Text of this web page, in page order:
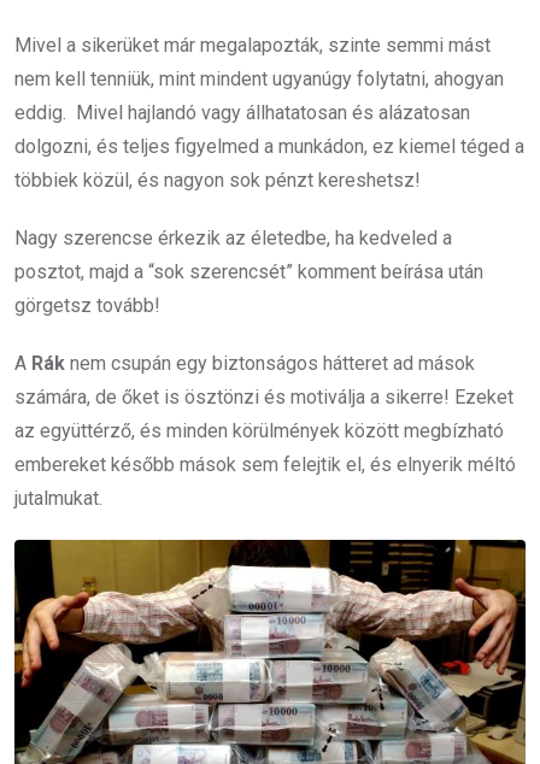
Mivel a sikerüket már megalapozták, szinte semmi mást
nem kell tenniük, mint mindent ugyanúgy folytatni, ahogyan
eddig. Mivel hajlandó vagy állhatatosan és alázatosan
dolgozni, és teljes figyelmed a munkádon, ez kiemel téged a
többiek közül, és nagyon sok pénzt kereshetsz!
Nagy szerencse érkezik az életedbe, ha kedveled a
posztot, majd a “sok szerencsét” komment beírása után
görgetsz tovább!
A Rák nem csupán egy biztonságos hátteret ad mások
számára, de őket is ösztönzi és motiválja a sikerre! Ezeket
az együttérző, és minden körülmények között megbízható
embereket később mások sem felejtik el, és elnyerik méltó
jutalmukat.